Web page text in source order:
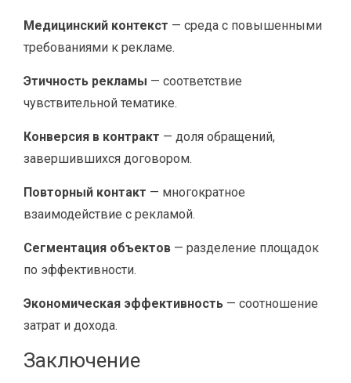
Медицинский контекст — среда с повышенными
требованиями к рекламе.
Этичность рекламы — соответствие
чувствительной тематике.
Конверсия в контракт — доля обращений,
завершившихся договором.
Повторный контакт — многократное
взаимодействие с рекламой.
Сегментация объектов — разделение площадок
по эффективности.
Экономическая эффективность — соотношение
затрат и дохода.
Заключение